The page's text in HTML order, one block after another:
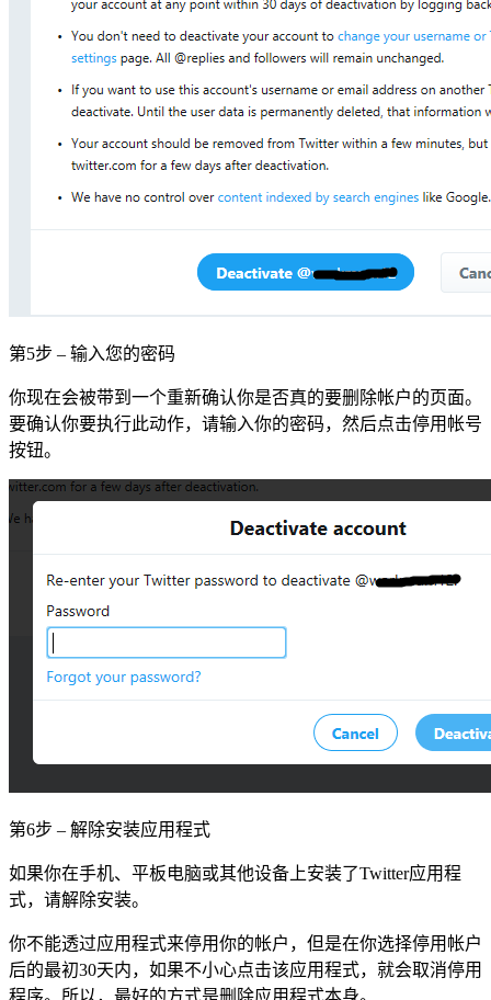
第5步 – 输入您的密码
你现在会被带到一个重新确认你是否真的要删除帐户的页面。
要确认你要执行此动作，请输入你的密码，然后点击停用帐号
按钮。
第6步 – 解除安装应用程式
如果你在手机、平板电脑或其他设备上安装了Twitter应用程
式，请解除安装。
你不能透过应用程式来停用你的帐户，但是在你选择停用帐户
后的最初30天内，如果不小心点击该应用程式，就会取消停用
程序。所以，最好的方式是删除应用程式本身。